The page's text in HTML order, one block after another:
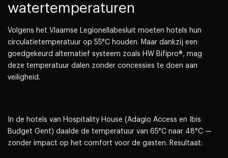
watertemperaturen
Volgens het Vlaamse Legionellabesluit moeten hotels hun
circulatietemperatuur op 55°C houden. Maar dankzij een
goedgekeurd alternatief systeem zoals HW Bifipro®, mag
deze temperatuur dalen zonder concessies te doen aan
veiligheid.
In de hotels van Hospitality House (Adagio Access en Ibis
Budget Gent) daalde de temperatuur van 65°C naar 48°C —
zonder impact op het comfort voor de gasten. Resultaat: